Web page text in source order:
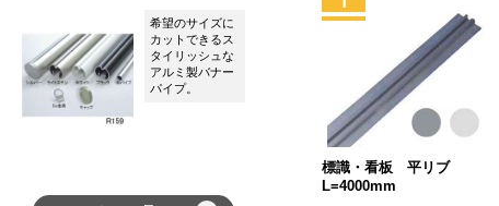
標識・看板 平リブ
L=4000mm
希望のサイズに
カットできるス
タイリッシュな
アルミ製バナー
パイプ。